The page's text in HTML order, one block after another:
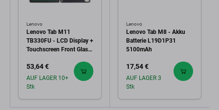
Lenovo
Lenovo Tab M11
TB330FU - LCD Display +
Touchscreen Front Glas
53,64 €
AUF LAGER 10+
Stk
Lenovo
Lenovo Tab M8 - Akku
Batterie L19D1P31
5100mAh
17,54 €
AUF LAGER 3
Stk